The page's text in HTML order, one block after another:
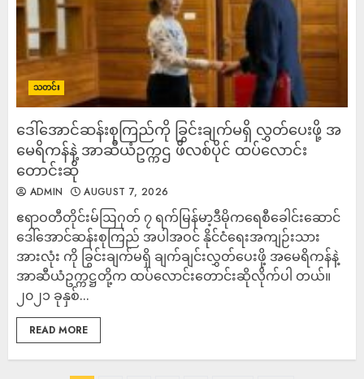
သတင်း
ဒေါ်အောင်ဆန်းစုကြည်ကို ခြွင်းချက်မရှိ လွှတ်ပေးဖို့ အ
မေရိကန်နဲ့ အာဆီယံဥက္ကဌ ဖိလစ်ပိုင် ထပ်လောင်း
တောင်းဆို
ADMIN AUGUST 7, 2026
ဧရာဝတီတိုင်းမ်ဩဂုတ် ၇ ရက်မြန်မာ့ဒီမိုကရေစီခေါင်းဆောင်
ဒေါ်အောင်ဆန်းစုကြည် အပါအဝင် နိုင်ငံရေးအကျဉ်းသား
အားလုံး ကို ခြွင်းချက်မရှိ ချက်ချင်းလွှတ်ပေးဖို့ အမေရိကန်နဲ့
အာဆီယံဥက္ကဋ္ဌတို့က ထပ်လောင်းတောင်းဆိုလိုက်ပါ တယ်။
၂၀၂၁ ခုနှစ်...
READ MORE